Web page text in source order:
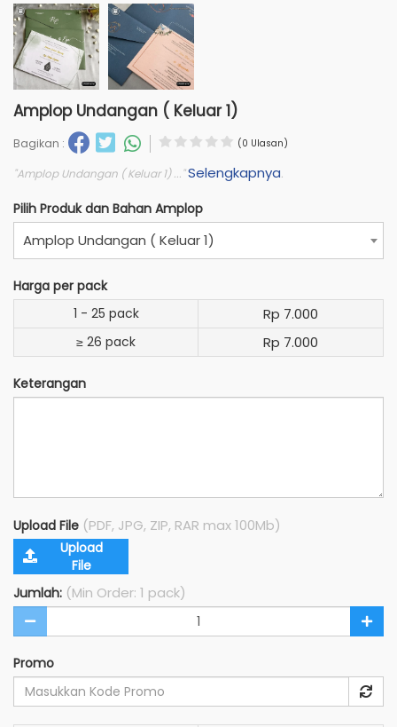
Amplop Undangan ( Keluar 1)
Bagikan : (0 Ulasan)
"Amplop Undangan ( Keluar 1) ..."Selengkapnya.
Pilih Produk dan Bahan Amplop
Amplop Undangan ( Keluar 1)
Harga per pack
1 - 25 pack
Rp 7.000
≥ 26 pack Rp 7.000
Keterangan
Upload File (PDF, JPG, ZIP, RAR max 100Mb)
Upload
File
Jumlah: (Min Order: 1 pack)
Promo